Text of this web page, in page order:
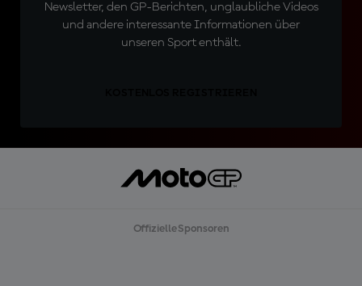
Newsletter, den GP-Berichten, unglaubliche Videos
und andere interessante Informationen über
unseren Sport enthält.
Offizielle Sponsoren